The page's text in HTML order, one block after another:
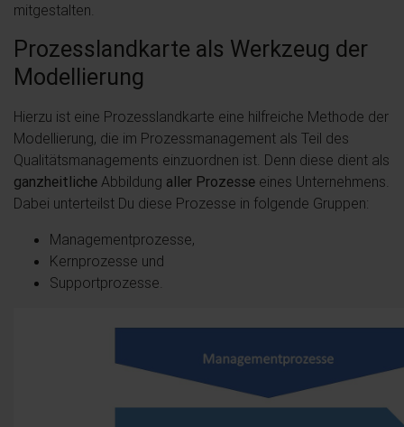
mitgestalten.
Prozesslandkarte als Werkzeug der
Modellierung
Hierzu ist eine Prozesslandkarte eine hilfreiche Methode der
Modellierung, die im Prozessmanagement als Teil des
Qualitätsmanagements einzuordnen ist. Denn diese dient als
ganzheitliche Abbildung aller Prozesse eines Unternehmens.
Dabei unterteilst Du diese Prozesse in folgende Gruppen:
Managementprozesse,
Kernprozesse und
Supportprozesse.